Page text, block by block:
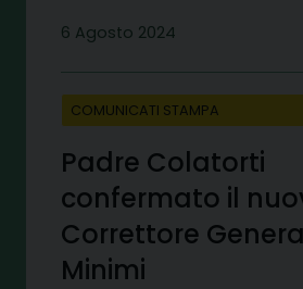
6 Agosto 2024
COMUNICATI STAMPA
Padre Colatorti
confermato il
Correttore
Minimi